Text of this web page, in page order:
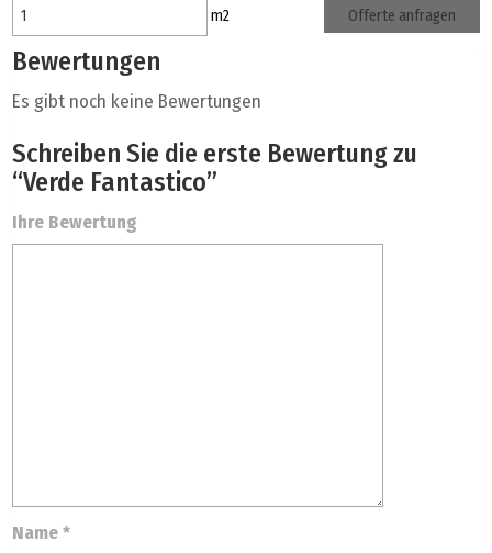
m2 Offerte anfragen
Bewertungen
Es gibt noch keine Bewertungen
Schreiben Sie die erste Bewertung zu
“Verde Fantastico”
Ihre Bewertung
Name*